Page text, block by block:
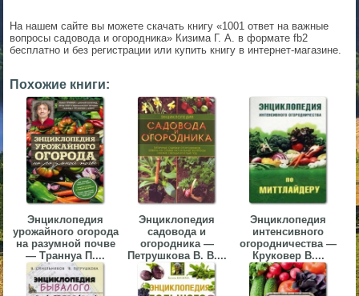
На нашем сайте вы можете скачать книгу «1001 ответ на важные
вопросы садовода и огородника» Кизима Г. А. в формате fb2
бесплатно и без регистрации или купить книгу в интернет-магазине.
Похожие книги:
Энциклопедия
урожайного огорода
на разумной почве
— Траннуа П....
Энциклопедия
садовода и
огородника —
Петрушкова В. В....
Энциклопедия
интенсивного
огородничества —
Круковер В....
▼
▼
▼